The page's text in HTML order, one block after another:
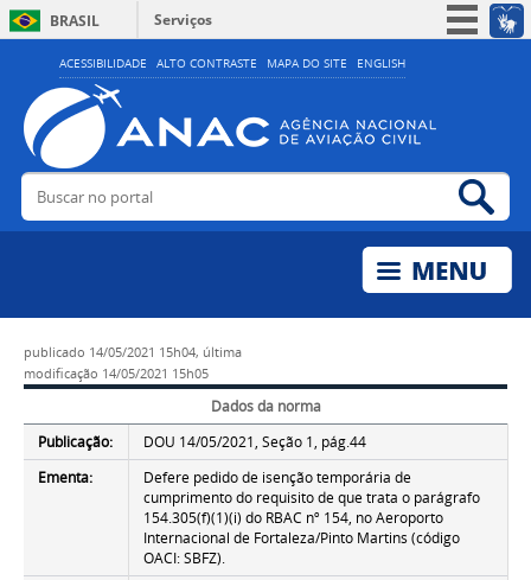
ACESSIBILIDADE ALTO CONTRASTE MAPA DO SITE ENGLISH
BRASIL
Serviços
Simplifique!
Acesso à informação
Legislação
Buscar no portal
publicado 14/05/2021 15h04, última
modificação 14/05/2021 15h05
Dados da norma
Publicação:
DOU 14/05/2021, Seção 1, pág.44
Ementa:
Defere pedido de isenção temporária de
cumprimento do requisito de que trata o parágrafo
154.305(f)(1)(i) do RBAC nº 154, no Aeroporto
Internacional de Fortaleza/Pinto Martins (código
OACI: SBFZ).